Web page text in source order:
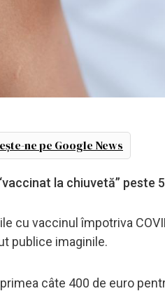
ne pe Google News
la chiuvetă” peste
cu vaccinul împotriva
publice imaginile.
câte 400 de euro